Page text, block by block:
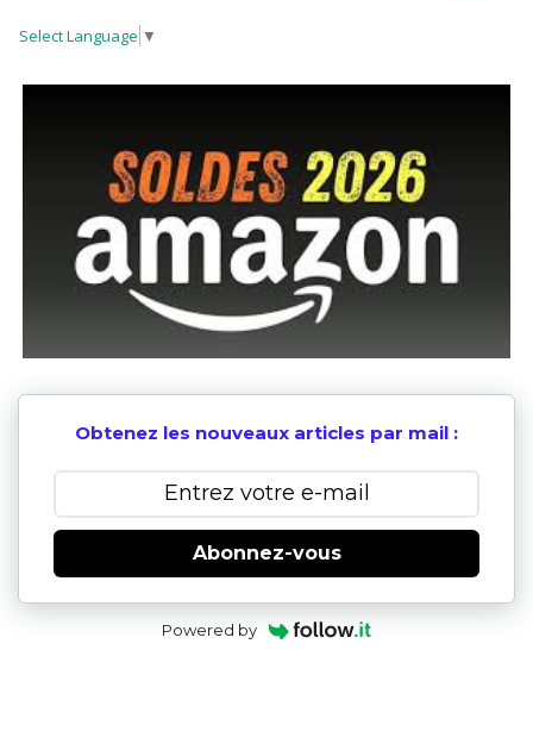
Select Language ▼
Obtenez les nouveaux articles par mail :
Abonnez-vous
Powered by